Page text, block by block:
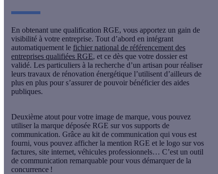
En obtenant une qualification RGE, vous apportez un gain de
visibilité à votre entreprise. Tout d’abord en intégrant
automatiquement le fichier national de référencement des
entreprises qualifiées RGE, et ce dès que votre dossier est
validé. Les particuliers à la recherche d’un artisan pour réaliser
leurs travaux de rénovation énergétique l’utilisent d’ailleurs de
plus en plus pour s’assurer de pouvoir bénéficier des aides
publiques.
Deuxième atout pour votre image de marque, vous pouvez
utiliser la marque déposée RGE sur vos supports de
communication. Grâce au kit de communication qui vous est
fourni, vous pouvez afficher la mention RGE et le logo sur vos
factures, site internet, véhicules professionnels… C’est un outil
de communication remarquable pour vous démarquer de la
concurrence !